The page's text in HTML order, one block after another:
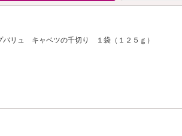
バリュ キャベツの千切り １袋（１２５ｇ）